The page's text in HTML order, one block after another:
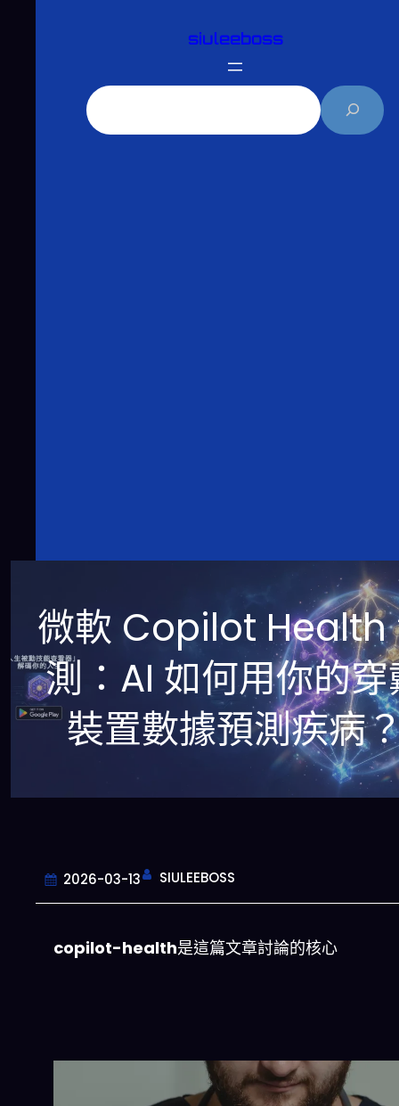
siuleeboss
微軟 Copilot Health
測：AI 如何用你的穿
裝置數據預測疾病
2026-03-13 SIULEEBOSS
copilot-health是這篇文章討論的核心